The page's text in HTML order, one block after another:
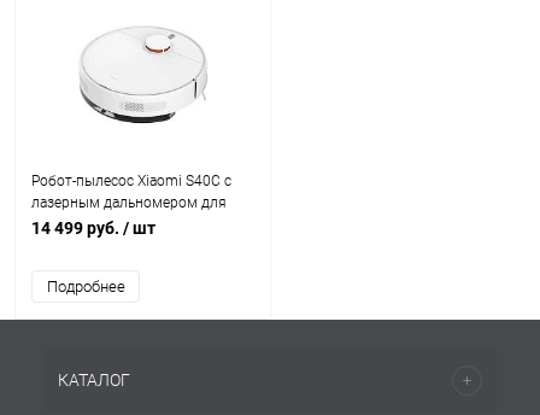
Робот-пылесос Xiaomi S40C с
лазерным дальномером для
сухой и влажной уборки, белый
14 499 руб. / шт
Подробнее
КАТАЛОГ